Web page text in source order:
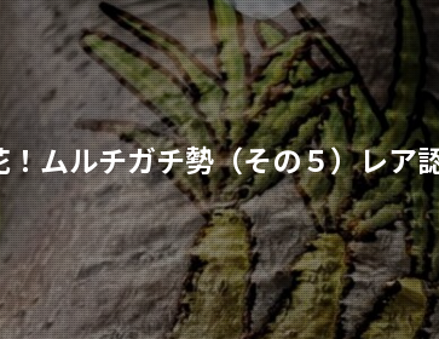
ムルチガチ勢（その５）レア